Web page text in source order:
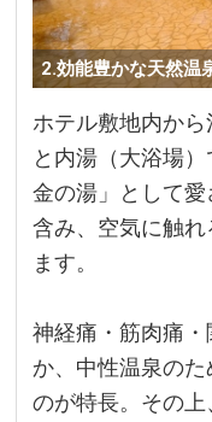
2.効能豊かな天然温
ホテル敷地内か
と内湯（大浴場
金の湯」として愛
含み、空気に触
ます。
神経痛・筋肉痛
か、中性温泉の
のが特長。その上